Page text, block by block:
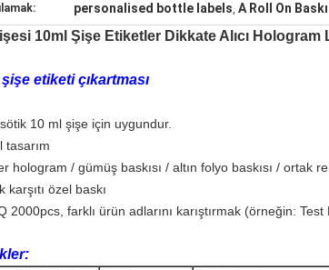
personalised bottle labels, A Roll On
10ml Şişe Etiketler Dikkate Alıcı Hologram
etiketi çıkartması
10 ml şişe için uygundur.
tasarım
hologram / gümüş baskısı / altın folyo baskısı / ortak
karşıtı özel baskı
2000pcs, farklı ürün adlarını karıştırmak (örneğin: